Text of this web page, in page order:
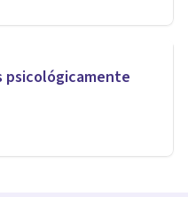
psicológicamente